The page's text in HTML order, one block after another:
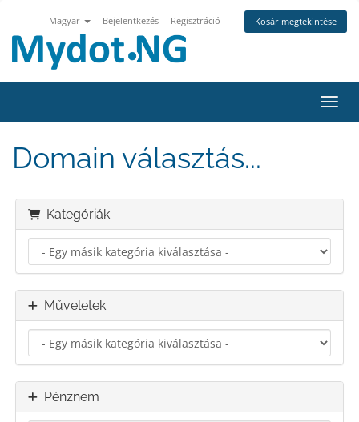
Magyar Bejelentkezés Regisztráció Kosár megtekintése
Domain választás...
Kategóriák
Műveletek
Pénznem